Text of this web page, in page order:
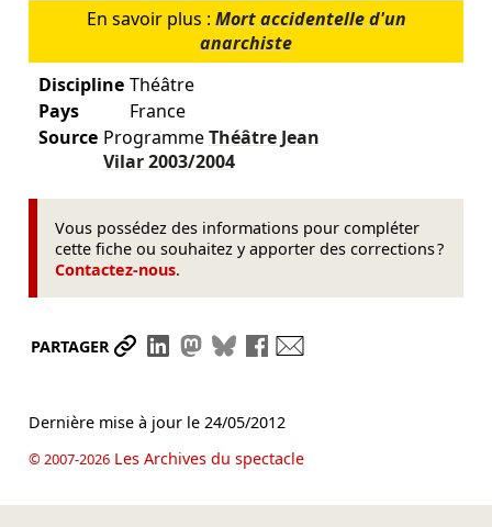
En savoir plus : Mort accidentelle d'un
anarchiste
Discipline Théâtre
Pays
France
Source ProgrammeThéâtre Jean
Vilar2003/2004
Vous possédez des informations pour compléter
cette fiche ou souhaitez y apporter des corrections ?
Contactez-nous.
PARTAGER Partager le lien
Partager sur LinkedIn
Partager sur Mastodon
Partager sur Bluesky
Partager sur Facebook
Dernière mise à jour le 24/05/2012
© 2007-2026Les Archives du spectacle